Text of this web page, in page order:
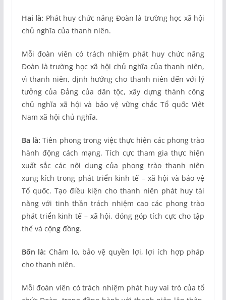
Hai là: Phát huy chức năng Đoàn là trường học xã hội
chủ nghĩa của thanh niên.
Mỗi đoàn viên có trách nhiệm phát huy chức năng
Đoàn là trường học xã hội chủ nghĩa của thanh niên,
vì thanh niên, định hướng cho thanh niên đến với lý
tưởng của Đảng của dân tộc, xây dựng thành công
chủ nghĩa xã hội và bảo vệ vững chắc Tổ quốc Việt
Nam xã hội chủ nghĩa.
Ba là:Tiên phong trong việc thực hiện các phong trào
hành động cách mạng. Tích cực tham gia thực hiện
xuất sắc các nội dung của phong trào thanh niên
xung kích trong phát triển kinh tế – xã hội và bảo vệ
Tổ quốc. Tạo điều kiện cho thanh niên phát huy tài
năng với tinh thần trách nhiệm cao các phong trào
phát triển kinh tế – xã hội, đóng góp tích cực cho tập
thể và cộng đồng.
Bốn là: Chăm lo, bảo vệ quyền lợi, lợi ích hợp pháp
cho thanh niên.
Mỗi đoàn viên có trách nhiệm phát huy vai trò của tổ